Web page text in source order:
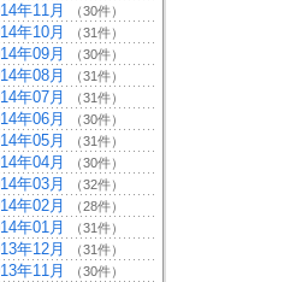
年11月 （30件）
年10月 （31件）
年09月 （30件）
年08月 （31件）
年07月 （31件）
年06月 （30件）
年05月 （31件）
年04月 （30件）
年03月 （32件）
年02月 （28件）
年01月 （31件）
年12月 （31件）
年11月 （30件）